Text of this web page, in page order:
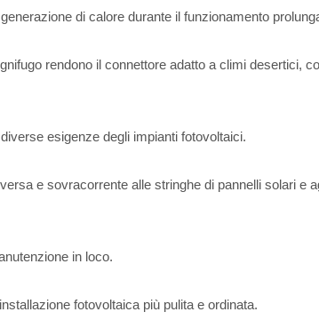
di calore durante il funzionamento
rendono il connettore adatto a climi desertici,
esigenze degli impianti fotovoltaici.
e sovracorrente alle stringhe di pannelli solari e
in loco.
fotovoltaica più pulita e ordinata.